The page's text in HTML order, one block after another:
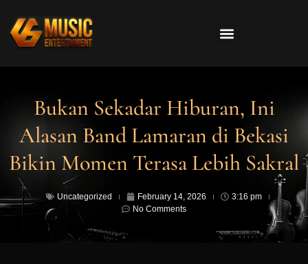
Bukan Sekadar Hiburan, Ini
Alasan Band Lamaran di Bekasi
Bikin Momen Terasa Lebih Sakral
Uncategorized February 14, 2026
3:16 pm
No Comments